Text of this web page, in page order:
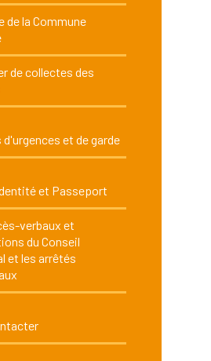
de la Commune
de collectes des
d'urgences et de garde
et Passeport
verbaux et
du Conseil
et les arrêtés